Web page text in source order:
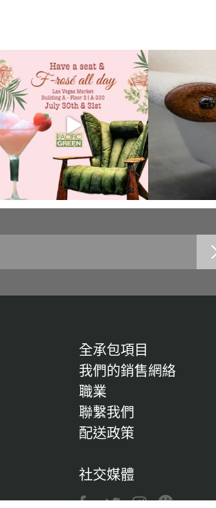
全承包項目
我們的銷售網絡
職業
聯繫我們
配送政策
社交媒體